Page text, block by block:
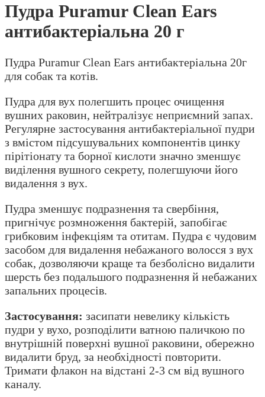
Пудра Puramur Clean Ears
антибактеріальна 20 г
Пудра Puramur Clean Ears антибактеріальна 20г
для собак та котів.
Пудра для вух полегшить процес очищення
вушних раковин, нейтралізує неприємний запах.
Регулярне застосування антибактеріальної пудри
з вмістом підсушувальних компонентів цинку
пірітіонату та борної кислоти значно зменшує
виділення вушного секрету, полегшуючи його
видалення з вух.
Пудра зменшує подразнення та свербіння,
пригнічує розмноження бактерій, запобігає
грибковим інфекціям та отитам. Пудра є чудовим
засобом для видалення небажаного волосся з вух
собак, дозволяючи краще та безболісно видалити
шерсть без подальшого подразнення й небажаних
запальних процесів.
Застосування: засипати невелику кількість
пудри у вухо, розподілити ватною паличкою по
внутрішній поверхні вушної раковини, обережно
видалити бруд, за необхідності повторити.
Тримати флакон на відстані 2-3 см від вушного
каналу.